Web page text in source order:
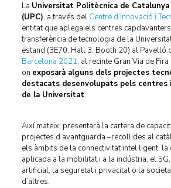
La Universitat Politècnica de Catalunya
(UPC), a través del Centre d’Innovació i
entitat que aplega els centres
transferència de tecnologia de la
estand (3E70, Hall 3, Booth 20) al Pavelló
Barcelona 2021, al recinte Gran Via de
on exposarà alguns dels projectes
destacats desenvolupats pels centres
de la Universitat.
Així mateix, presentarà la cartera de
projectes d’avantguarda –recollides al
els àmbits de la connectivitat intel·ligent, la
aplicada a la mobilitat i a la indústria, el
artificial, la seguretat i privacitat o la
d’altres.